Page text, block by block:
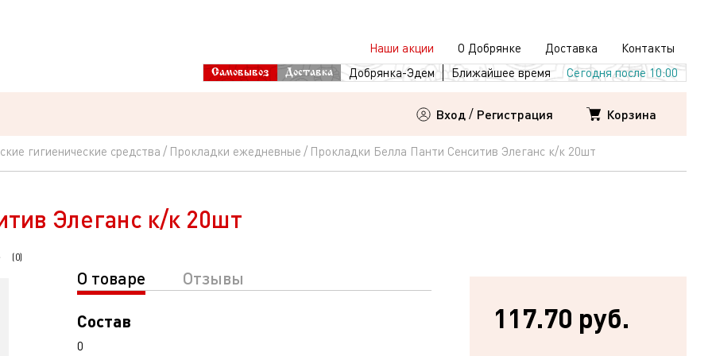
Наши акции О Добрянке Доставка Контакты
Самовывоз Доставка Добрянка-Эдем Ближайшее время Сегодня после 10:00
Вход / Регистрация Корзина
гигиенические средства Прокладки ежедневные Прокладки Белла Панти Сенситив Элеганс к/к 20шт
Элеганс к/к 20шт
(0)
О товаре
Отзывы
Состав
0
117.70 руб.